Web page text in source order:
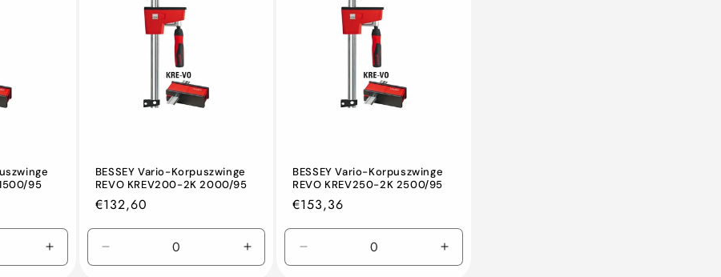
95
Erhöhen
Sie
BESSEY Vario-Korpuszwinge
REVO KREV200-2K 2000/95
Normaler
Preis
€132,60
Sie
Erhöhen
Sie
BESSEY Vario-Korpuszwinge
REVO KREV250-2K 2500/95
Normaler
Preis
€153,36
Sie
Erhöhen
Sie